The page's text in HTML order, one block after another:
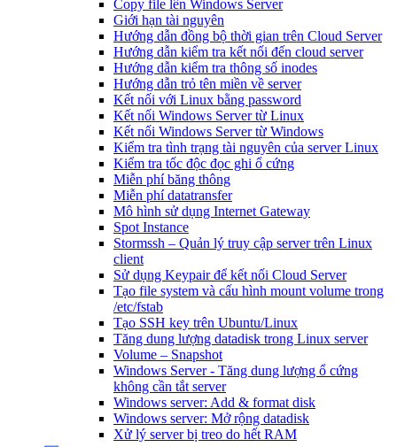
Copy file lên Windows Server
Giới hạn tài nguyên
Hướng dẫn đồng bộ thời gian trên Cloud Server
Hướng dẫn kiểm tra kết nối đến cloud server
Hướng dẫn kiểm tra thông số inodes
Hướng dẫn trỏ tên miền về server
Kết nối với Linux bằng password
Kết nối Windows Server từ Linux
Kết nối Windows Server từ Windows
Kiểm tra tình trạng tài nguyên của server Linux
Kiểm tra tốc độc đọc ghi ổ cứng
Miễn phí băng thông
Miễn phí datatransfer
Mô hình sử dụng Internet Gateway
Spot Instance
Stormssh – Quản lý truy cập server trên Linux
client
Sử dụng Keypair để kết nối Cloud Server
Tạo file system và cấu hình mount volume trong
/etc/fstab
Tạo SSH key trên Ubuntu/Linux
Tăng dung lượng datadisk trong Linux server
Volume – Snapshot
Windows Server - Tăng dung lượng ổ cứng
không cần tắt server
Windows server: Add & format disk
Windows server: Mở rộng datadisk
Xử lý server bị treo do hết RAM